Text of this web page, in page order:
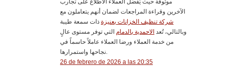
موثوقة حيث يُفضل العملاء الاطلاع على تجارب
الآخرين وقراءة المراجعات لضمان أنهم يتعاملون مع
شركة تنظيف الخزانات بعنيزة ذات سمعة طيبة
وبالتالي، تُعد الاحمدية بالدمام التي توفر مستوى عالٍ
من خدمة العملاء ورضا العملاء عاملاً حاسماً في
نجاحها واستمرارها.
26 de febrero de 2026 a las 20:35